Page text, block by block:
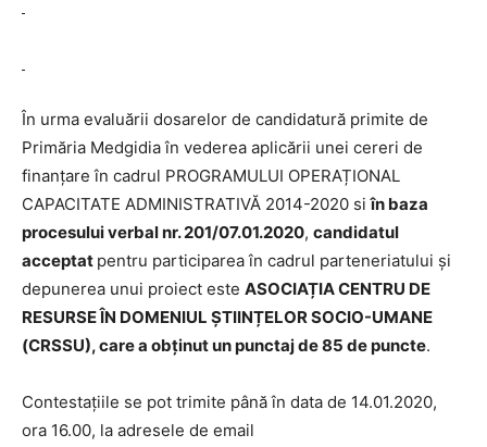
În urma evaluării dosarelor de candidatură primite de
Primăria Medgidia în vederea aplicării unei cereri de
finanțare în cadrul PROGRAMULUI OPERAȚIONAL
CAPACITATE ADMINISTRATIVĂ 2014-2020 siîn baza
procesului verbal nr. 201/07.01.2020, candidatul
acceptat pentru participarea în cadrul parteneriatului și
depunerea unui proiect este ASOCIAȚIA CENTRU DE
RESURSE ÎN DOMENIUL ȘTIINȚELOR SOCIO-UMANE
(CRSSU), care a obținut un punctaj de 85 de puncte.
Contestațiile se pot trimite până în data de 14.01.2020,
ora 16.00, la adresele de email